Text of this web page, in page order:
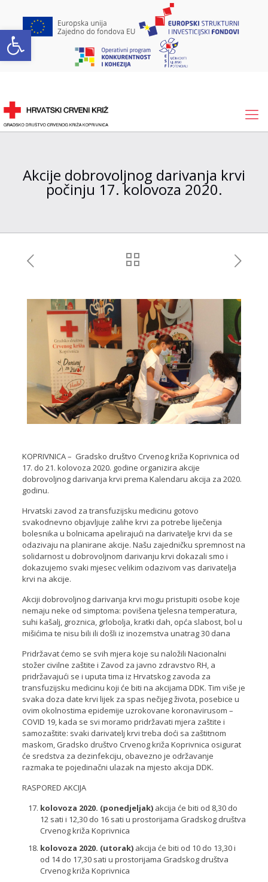
Open toolbar
Akcije dobrovoljnog darivanja krvi
počinju 17. kolovoza 2020.
KOPRIVNICA – Gradsko društvo Crvenog križa Koprivnica od
17. do 21. kolovoza 2020. godine organizira akcije
dobrovoljnog darivanja krvi prema Kalendaru akcija za 2020.
godinu.
Hrvatski zavod za transfuzijsku medicinu gotovo
svakodnevno objavljuje zalihe krvi za potrebe liječenja
bolesnika u bolnicama apelirajući na darivatelje krvi da se
odazivaju na planirane akcije. Našu zajedničku spremnost na
solidarnost u dobrovoljnom darivanju krvi dokazali smo i
dokazujemo svaki mjesec velikim odazivom vas darivatelja
krvi na akcije.
Akciji dobrovoljnog darivanja krvi mogu pristupiti osobe koje
nemaju neke od simptoma: povišena tjelesna temperatura,
suhi kašalj, groznica, grlobolja, kratki dah, opća slabost, bol u
mišićima te nisu bili ili došli iz inozemstva unatrag 30 dana
Pridržavat ćemo se svih mjera koje su naložili Nacionalni
stožer civilne zaštite i Zavod za javno zdravstvo RH, a
pridržavajući se i uputa tima iz Hrvatskog zavoda za
transfuzijsku medicinu koji će biti na akcijama DDK. Tim više je
svaka doza date krvi lijek za spas nečijeg života, posebice u
ovim okolnostima epidemije uzrokovane koronavirusom –
COVID 19, kada se svi moramo pridržavati mjera zaštite i
samozaštite: svaki darivatelj krvi treba doći sa zaštitnom
maskom, Gradsko društvo Crvenog križa Koprivnica osigurat
će sredstva za dezinfekciju, obavezno je održavanje
razmaka te pojedinačni ulazak na mjesto akcija DDK.
RASPORED AKCIJA
kolovoza 2020. (ponedjeljak)akcija će biti od 8,30 do
12 sati i 12,30 do 16 sati u prostorijama Gradskog društva
Crvenog križa Koprivnica
kolovoza 2020. (utorak)akcija će biti od 10 do 13,30 i
od 14 do 17,30 sati u prostorijama Gradskog društva
Crvenog križa Koprivnica